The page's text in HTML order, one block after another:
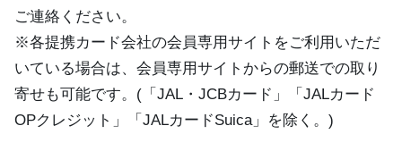
ご連絡ください。
※各提携カード会社の会員専用サイトをご利用いただ
いている場合は、会員専用サイトからの郵送での取り
寄せも可能です。(「JAL・JCBカード」「JALカード
OPクレジット」「JALカードSuica」を除く。)